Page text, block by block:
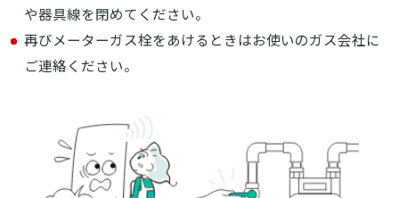
や器具線を閉めてください。
再びメーターガス栓をあけるときはお使いのガス会社に
ご連絡ください。